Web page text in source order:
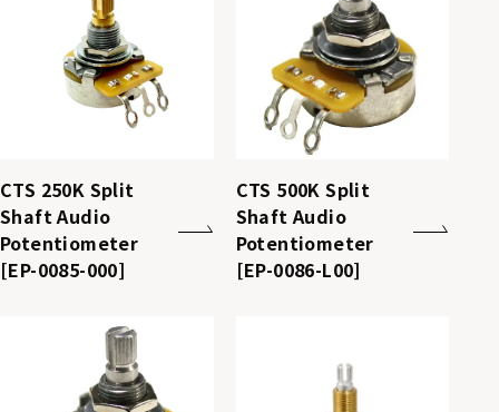
CTS 250K Split
Shaft Audio
Potentiometer
[EP-0085-000]
CTS 500K Split
Shaft Audio
Potentiometer
[EP-0086-L00]